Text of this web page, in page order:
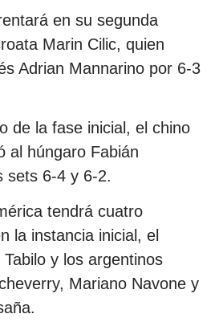
en su segunda
Marin Cilic, quien
Adrian Mannarino por 6-3
de la fase inicial, el chino
al húngaro Fabián
sets 6-4 y 6-2.
tendrá cuatro
la instancia inicial, el
y los argentinos
Mariano Navone y